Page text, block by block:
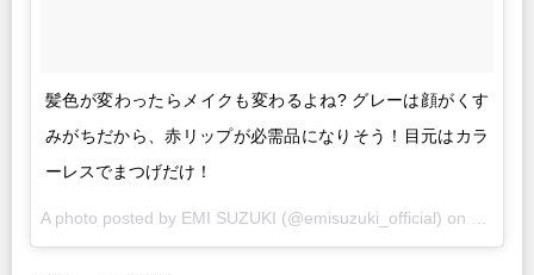
髪色が変わったらメイクも変わるよね? グレーは顔がくす
みがちだから、赤リップが必需品になりそう！目元はカラ
ーレスでまつげだけ！